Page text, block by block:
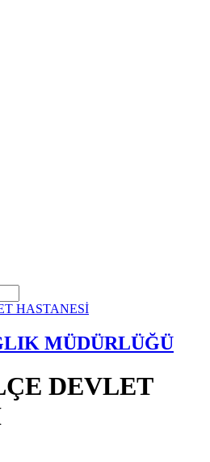
MÜDÜRLÜĞÜ
DEVLET